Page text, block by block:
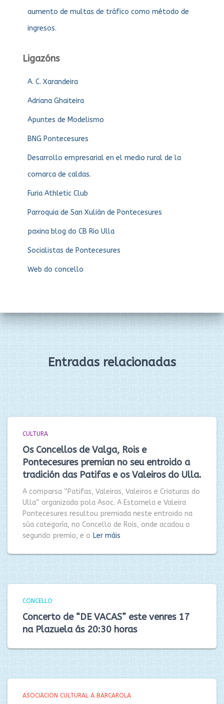
aumento de multas de tráfico como método de
ingresos.
Ligazóns
A. C. Xarandeira
Adriana Ghaiteira
Apuntes de Modelismo
BNG Pontecesures
Desarrollo empresarial en el medio rural de la
comarca de caldas.
Furia Athletic Club
Parroquia de San Xulián de Pontecesures
paxina blog do CB Rio Ulla
Socialistas de Pontecesures
Web do concello
Entradas relacionadas
CULTURA
Os Concellos de Valga, Rois e
Pontecesures premian no seu entroido a
tradición das Patifas e os Valeiros do Ulla.
A comparsa “Patifas, Valeiras, Valeiros e Criaturas do
Ulla“ organizada pola Asoc. A Estornela e Valeira
Pontecesures resultou premiada neste entroido na
súa categoría, no Concello de Rois, onde acadou o
segundo premio, e o Ler máis
CONCELLO
Concerto de “DE VACAS” este venres 17
na Plazuela ás 20:30 horas
ASOCIACION CULTURAL A BARCAROLA